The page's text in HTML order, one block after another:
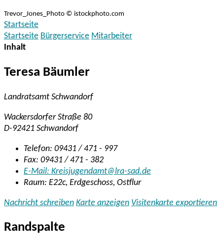
Trevor_Jones_Photo © istockphoto.com
Startseite
Startseite Bürgerservice Mitarbeiter
Inhalt
Teresa Bäumler
Landratsamt Schwandorf
Wackersdorfer Straße 80
D-92421 Schwandorf
Telefon: 09431 / 471 - 997
Fax: 09431 / 471 - 382
E-Mail: Kreisjugendamt@lra-sad.de
Raum: E22c, Erdgeschoss, Ostflur
Nachricht schreiben Karte anzeigen Visitenkarte exportieren
Randspalte